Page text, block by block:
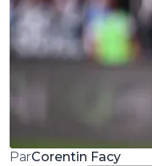
ParCorentin Facy